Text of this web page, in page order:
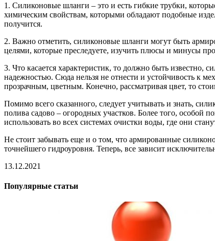
1. Силиконовые шланги – это и есть гибкие трубки,
химическим свойствам, которыми обладают подобные
получится.
2. Важно отметить, силиконовые шланги могут быть
целями, которые преследуете, изучить плюсы и минусы
3. Что касается характеристик, то должно быть
надежностью. Сюда нельзя не отнести и устойчивость к
прозрачным, цветным. Конечно, рассматривая цвет, то
Помимо всего сказанного, следует учитывать и знать,
полива садово – огородных участков. Более того,
использовать во всех системах очистки воды, где они
Не стоит забывать еще и о том, что армированные
точнейшего гидроуровня. Теперь, все зависит
13.12.2021
Популярные статьи